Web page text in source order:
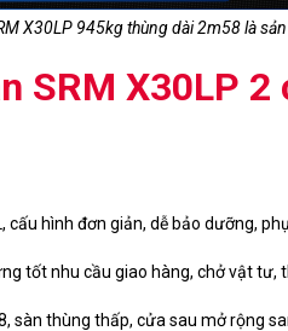
X30LP 945kg thùng dài 2m58 là
SRM X30LP 2
hình đơn giản, dễ bảo dưỡng,
tốt nhu cầu giao hàng, chở vật
sàn thùng thấp, cửa sau mở rộng